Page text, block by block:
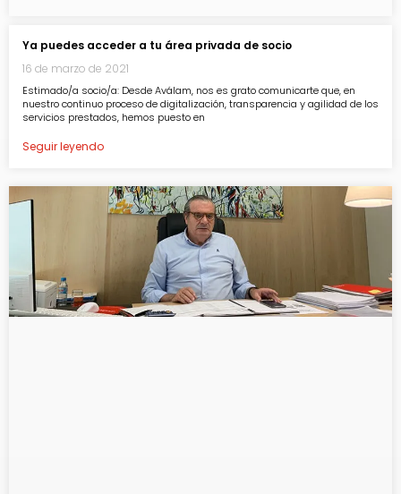
Ya puedes acceder a tu área privada de socio
16 de marzo de 2021
Estimado/a socio/a: Desde Aválam, nos es grato comunicarte que, en
nuestro continuo proceso de digitalización, transparencia y agilidad de los
servicios prestados, hemos puesto en
Seguir leyendo